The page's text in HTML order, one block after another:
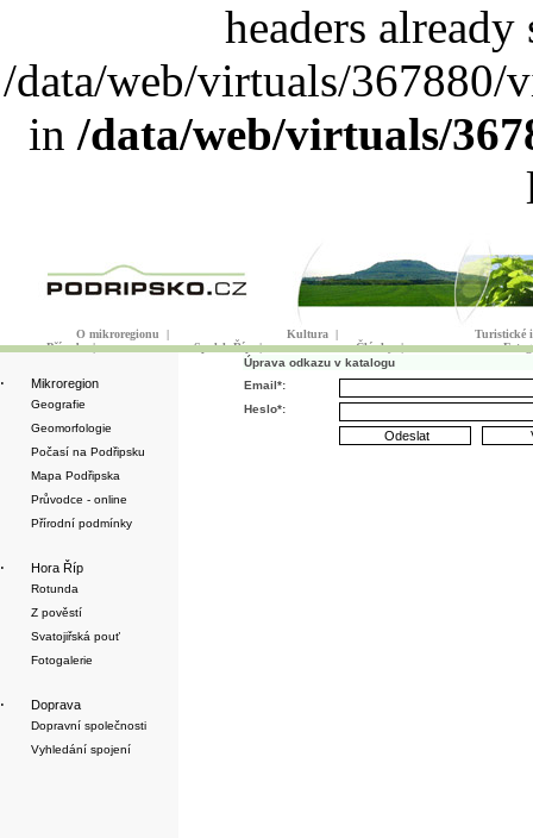
headers
/data/web/virtuals/
in /data/web/virtuals/
O mikroregionu | Kultura |
Turistické
Příroda| Spolek Říp| Články|
· Mikroregion
Geografie
Geomorfologie
Počasí na Podřipsku
Mapa Podřipska
Průvodce - online
Přírodní podmínky
· Hora Říp
Rotunda
Z pověstí
Svatojiřská pouť
Fotogalerie
· Doprava
Dopravní společnosti
Vyhledání spojení
Úprava odkazu v katalogu
Email*:
Heslo*: